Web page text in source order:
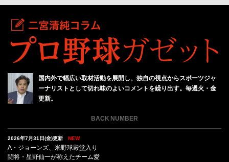
国内外で幅広い取材活動を展開し、独自の視点からスポーツジャ
ーナリストとして切れ味のよいコメントを繰り出す。毎週火・金
更新。
BACK NUMBER
2026年7月31日(金)更新 NEW
A・ジョーンズ、米野球殿堂入り
闘将・星野仙一が称えたチーム愛